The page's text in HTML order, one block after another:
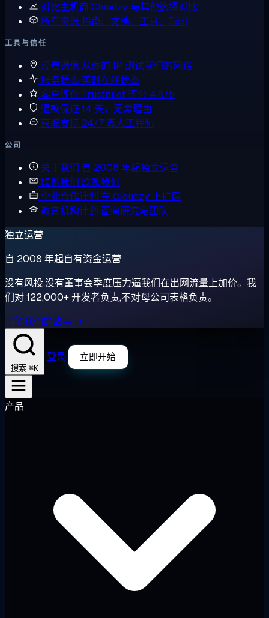
对比主机商 Cloudzy 与其他选择对比
所有资源指南、文档、工具、新闻
工具与信任
观看镜像 从你的 IP 测试我们的网络
服务状态 实时在线状态
客户评价 Trustpilot 评分 4.6/5
退款保证 14 天，无需理由
获取支持 24/7 真人工程师
公司
关于我们 自 2008 年起独立运营
联系我们 联系我们
企业合作计划 在 Cloudzy 上扩展
教育机构计划 面向研究与团队
独立运营
自 2008 年起自有资金运营
没有风投,没有董事会季度压力逼我们在出网流量上加价。我
们对 122,000+ 开发者负责,不对母公司表格负责。
了解我们的故事 →
搜索 ⌘K
登录 立即开始
产品